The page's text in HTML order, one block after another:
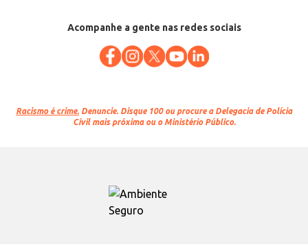
Acompanhe a gente nas redes sociais
Racismo é crime. Denuncie. Disque 100 ou procure a Delegacia de Polícia
Civil mais próxima ou o Ministério Público.